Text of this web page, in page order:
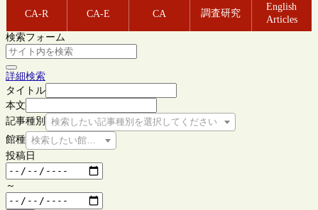
CA-R CA-E CA 調査研究
English
Articles
検索フォーム
詳細検索
タイトル
本文
記事種別
検索したい記事種別を選択してください
館種 検索したい館種を選択してください
投稿日
～